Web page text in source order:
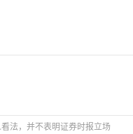
法，并不表明证券时报立场